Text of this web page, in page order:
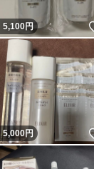
5,100円
5,000円